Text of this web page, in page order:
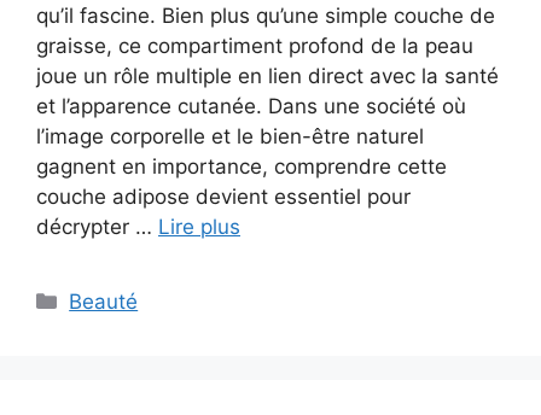
qu’il fascine. Bien plus qu’une simple couche de
graisse, ce compartiment profond de la peau
joue un rôle multiple en lien direct avec la santé
et l’apparence cutanée. Dans une société où
l’image corporelle et le bien-être naturel
gagnent en importance, comprendre cette
couche adipose devient essentiel pour
décrypter … Lire plus
Catégories
Beauté